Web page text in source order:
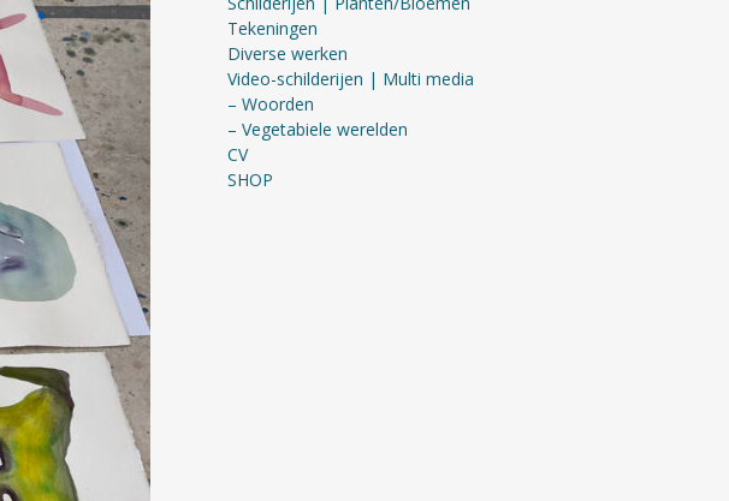
Tekeningen
Diverse werken
Video-schilderijen | Multi media
– Woorden
– Vegetabiele werelden
CV
SHOP